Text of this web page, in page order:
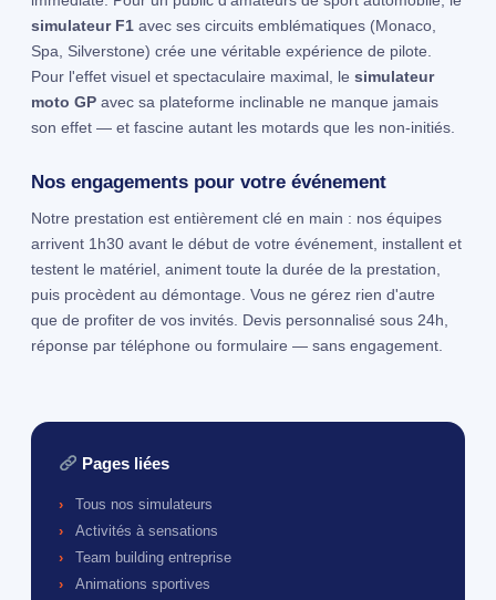
simulateur F1avec ses circuits emblématiques (Monaco,
Spa, Silverstone) crée une véritable expérience de pilote.
Pour l'effet visuel et spectaculaire maximal, le simulateur
moto GPavec sa plateforme inclinable ne manque jamais
son effet — et fascine autant les motards que les non-initiés.
Nos engagements pour votre événement
Notre prestation est entièrement clé en main : nos équipes
arrivent 1h30 avant le début de votre événement, installent et
testent le matériel, animent toute la durée de la prestation,
puis procèdent au démontage. Vous ne gérez rien d'autre
que de profiter de vos invités. Devis personnalisé sous 24h,
réponse par téléphone ou formulaire — sans engagement.
Pages liées
Tous nos simulateurs
Activités à sensations
Team building entreprise
Animations sportives